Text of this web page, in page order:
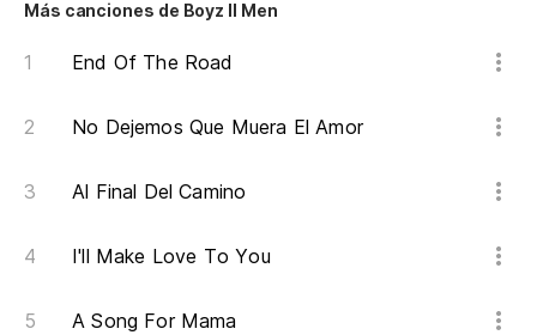
Más canciones de Boyz II Men
End Of The Road
No Dejemos Que Muera El Amor
Al Final Del Camino
I'll Make Love To You
A Song For Mama